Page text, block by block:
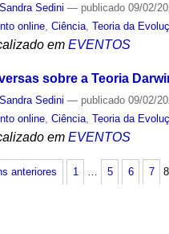
Sandra Sedini — publicado 09/02/
online ,Ciência ,Teoria da
em EVENTOS
sobre a Teoria
Sandra Sedini — publicado 09/02/
online,Ciência,Teoria da
em EVENTOS
anteriores 1 5 6 7 8